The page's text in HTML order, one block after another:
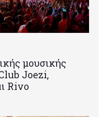
μουσικής
Joezi,
Rivo